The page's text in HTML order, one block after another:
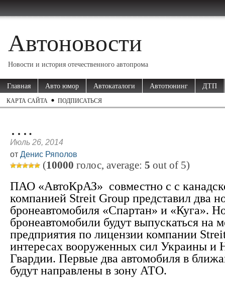
Автоновости
Новости и история отечественного автопрома
Главная Авто юмор Автокаталоги Автотюнинг ДТП
КАРТА САЙТА ПОДПИСАТЬСЯ
….
Июль 26, 2014
от Денис Ряполов
(10000 голос, average: 5 out of 5)
ПАО «АвтоКрАЗ» совместно с с
компанией Streit Group представил два
бронеавтомобиля «Спартан» и «Куга».
бронеавтомобили будут выпускаться на
предприятия по лицензии компании
интересах вооруженных сил Украины и
Гвардии. Первые два автомобиля в
будут направлены в зону АТО.